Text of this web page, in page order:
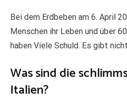
Bei dem Erdbeben am 6. April
Menschen ihr Leben und über
haben Viele Schuld. Es gibt
Was sind die
Italien?